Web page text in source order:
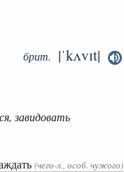
брит. |ˈkʌvɪt|
завидовать
(чего-л., особ. чужого)